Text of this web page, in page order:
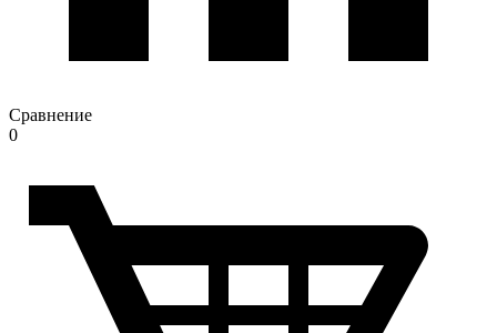
Сравнение
0